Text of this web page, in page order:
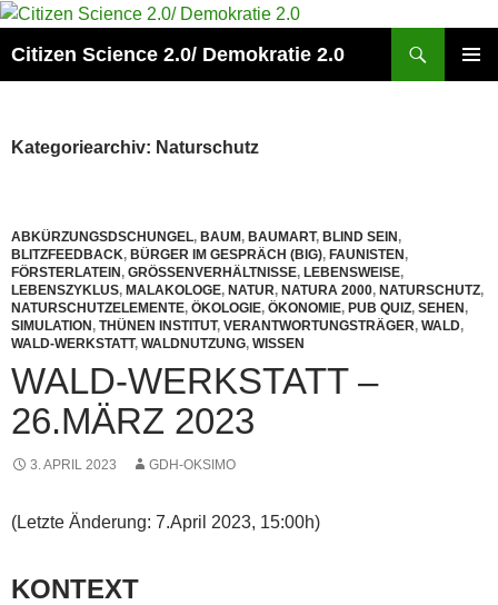
Zum
springen
Citizen Science 2.0/ Demokratie 2.0
Kategoriearchiv: Naturschutz
ABKÜRZUNGSDSCHUNGEL, BAUM, BAUMART, BLIND SEIN,
BLITZFEEDBACK, BÜRGER IM GESPRÄCH (BIG), FAUNISTEN,
FÖRSTERLATEIN, GRÖSSENVERHÄLTNISSE , LEBENSWEISE,
LEBENSZYKLUS, MALAKOLOGE, NATUR, NATURA 2000, NATURSCHUTZ,
NATURSCHUTZELEMENTE, ÖKOLOGIE, ÖKONOMIE, PUB QUIZ, SEHEN,
SIMULATION, THÜNEN INSTITUT, VERANTWORTUNGSTRÄGER, WALD,
WALD-WERKSTATT, WALDNUTZUNG, WISSEN
WALD-WERKSTATT –
26.MÄRZ 2023
3. APRIL 2023 GDH-OKSIMO
(Letzte Änderung: 7.April 2023, 15:00h)
KONTEXT